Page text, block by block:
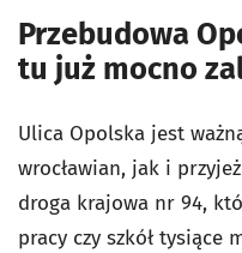
Przebudowa
tu już mocno
Ulica Opolska jest
wrocławian, jak i
droga krajowa nr 94,
pracy czy szkół tysiące